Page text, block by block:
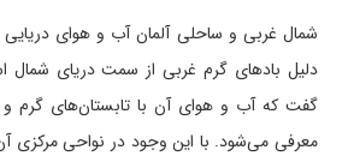
شمال غربی و ساحلی آلمان آب و هوای
دلیل بادهای گرم غربی از سمت دریای شمال
گفت که آب و هوای آن با تابستان‌های گرم و
معرفی می‌شود. با این وجود در نواحی مرکزی